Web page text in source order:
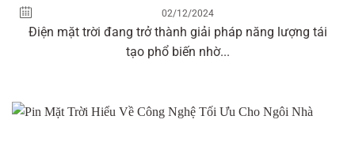
02/12/2024
Điện mặt trời đang trở thành giải pháp năng lượng tái
tạo phổ biến nhờ...